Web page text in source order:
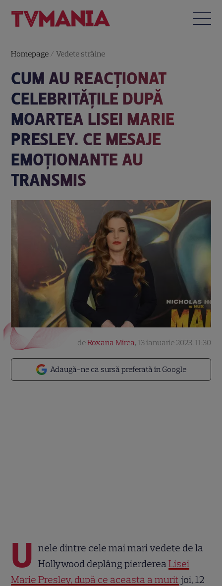
Homepage /Vedete străine
CUM AU REACȚIONAT
CELEBRITĂȚILE DUPĂ
MOARTEA LISEI MARIE
PRESLEY. CE MESAJE
EMOȚIONANTE AU
TRANSMIS
Adaugă-ne ca sursă preferată în Google
deRoxana Mirea, 13 ianuarie 2023, 11:30
U nele dintre cele mai mari vedete de la
Hollywood deplâng pierdereaLisei
Marie Presley, după ce aceasta a murit joi, 12